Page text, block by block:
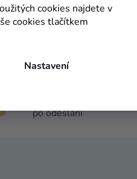
cookies najdete v
cookies tlačítkem
Nastavení
po odeslání